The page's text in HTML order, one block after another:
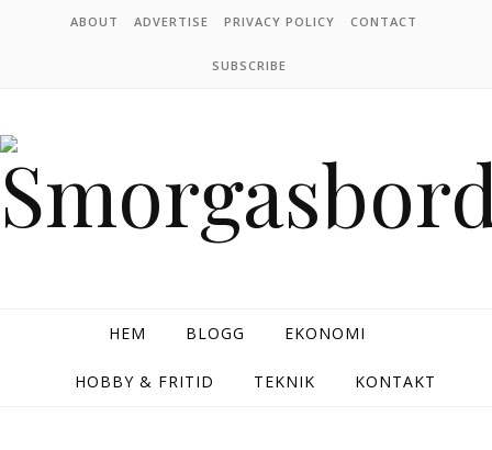
Skip to content
ABOUT ADVERTISE PRIVACY POLICY CONTACT
SUBSCRIBE
HEM BLOGG EKONOMI
HOBBY & FRITID TEKNIK KONTAKT